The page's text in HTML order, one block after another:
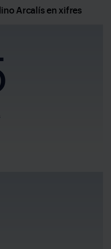
Arcalís en xifres